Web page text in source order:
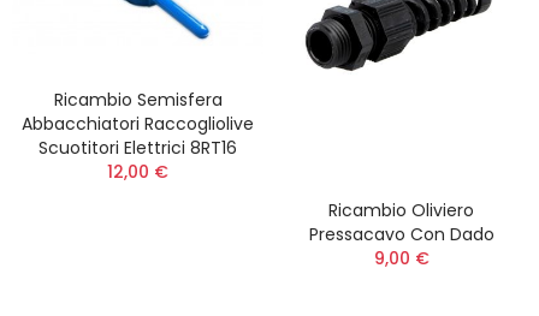
Ricambio Semisfera
Abbacchiatori Raccogliolive
Scuotitori Elettrici 8RT16
12,00 €
Ricambio Oliviero
Pressacavo Con Dado
9,00 €